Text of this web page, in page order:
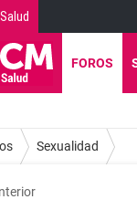
Salud
FOROS
Sexualidad